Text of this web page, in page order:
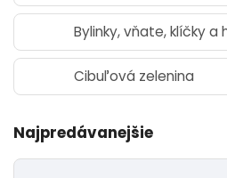
Bylinky, vňate, klíčky a
Cibuľová zelenina
Najpredávanejšie